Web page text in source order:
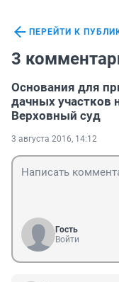
ПЕРЕЙТИ К
3
Основания для
дачных участков
Верховный суд
3 августа 2016, 14:12
Гость
Войти